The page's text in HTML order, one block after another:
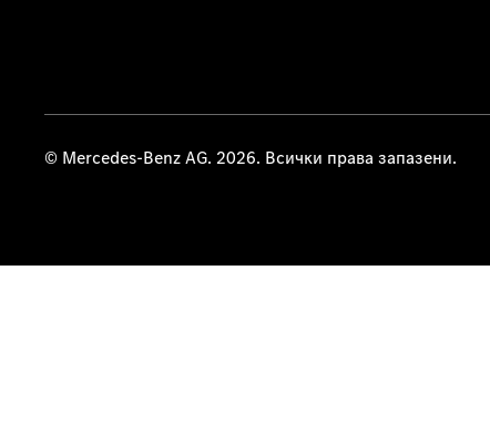
© Mercedes-Benz AG. 2026. Всички права запазени.